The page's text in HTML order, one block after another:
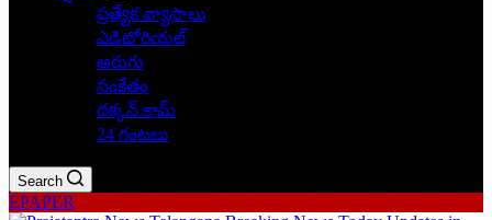
ప్రత్యేక వ్యాసాలు
ఎడిటోరియల్
అరుగు
సంకేతం
దక్కన్.కామ్
24 గంటలు
Search
EPAPER